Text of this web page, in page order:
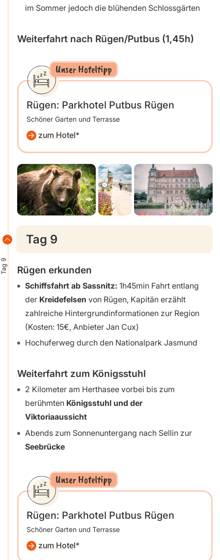
im Sommer jedoch die blühenden Schlossgärten
Weiterfahrt nach Rügen/Putbus (1,45h)
Unser Hoteltipp
Rügen: Parkhotel Putbus Rügen
Schöner Garten und Terrasse
zum Hotel
Tag 9
Tag 9
Rügen erkunden
Schiffsfahrt ab Sassnitz: 1h45min Fahrt entlang
der Kreidefelsen von Rügen, Kapitän erzählt
zahlreiche Hintergrundinformationen zur Region
(Kosten: 15€, Anbieter Jan Cux)
Hochuferweg durch den Nationalpark Jasmund
Weiterfahrt zum Königsstuhl
2 Kilometer am Herthasee vorbei bis zum
berühmten Königsstuhl und der
Viktoriaaussicht
Abends zum Sonnenuntergang nach Sellin zur
Seebrücke
Unser Hoteltipp
Rügen: Parkhotel Putbus Rügen
Schöner Garten und Terrasse
zum Hotel